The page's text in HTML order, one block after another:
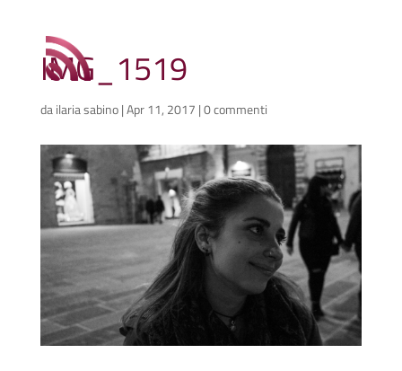
IMG_1519
dailaria sabino|Apr 11, 2017 |0 commenti